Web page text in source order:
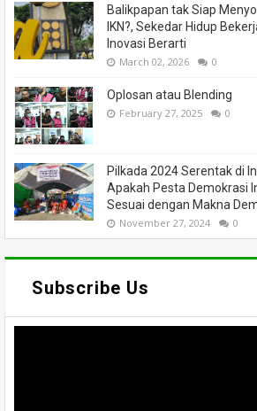
Balikpapan tak Siap
IKN?, Sekedar Hidup
Inovasi Berarti
March 02, 2026 0
Oplosan atau Blending
February 27, 2025 0
Pilkada 2024 Serentak di
Apakah Pesta Demokrasi
Sesuai dengan Makna
November 27, 2024 0
Subscribe Us